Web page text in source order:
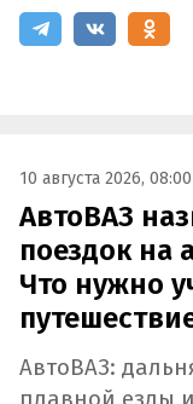
10 августа 2026, 08:00
АвтоВАЗ
поездок на
Что нужно
АвтоВАЗ: